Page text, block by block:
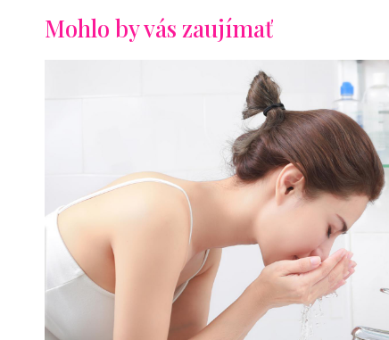
Mohlo by vás zaujímať